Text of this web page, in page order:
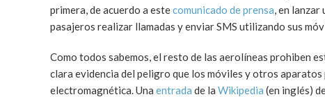
primera, de acuerdo a estecomunicado de prensa, en lanzar
pasajeros realizar llamadas y enviar SMS utilizando sus
Como todos sabemos, el resto de las aerolíneas prohiben
clara evidencia del peligro que los móviles y otros
electromagnética. Una entrada de la Wikipedia (en inglés)